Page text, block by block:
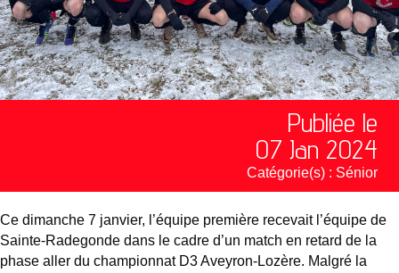
Publiée le
07 Jan 2024
Catégorie(s) : Sénior
Ce dimanche 7 janvier, l’équipe première recevait l’équipe de
Sainte-Radegonde dans le cadre d’un match en retard de la
phase aller du championnat D3 Aveyron-Lozère. Malgré la